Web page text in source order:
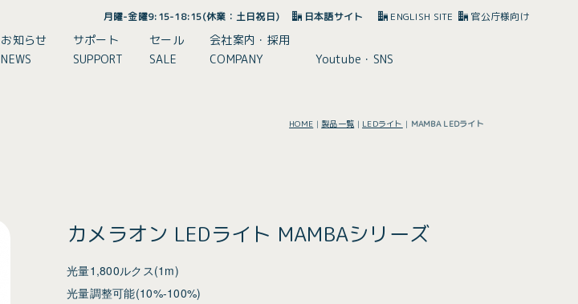
月曜-金曜9:15-18:15(休業：土日祝日) 日本語サイト ENGLISH SITE 官公庁様向け
お知らせ
NEWS
サポート
SUPPORT
セール
SALE
会社案内・採用
COMPANY
Youtube・SNS
HOME |製品一覧 | LEDライト | MAMBA LEDライト
カメラオン LEDライト MAMBAシリーズ
光量1,800ルクス(1m)
光量調整可能(10%-100%)